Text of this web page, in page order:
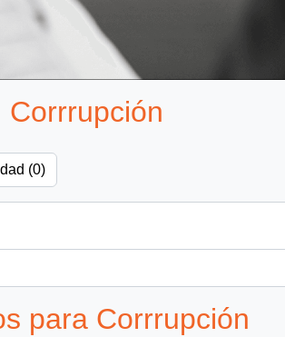
Corrrupción
(0)
para Corrrupción